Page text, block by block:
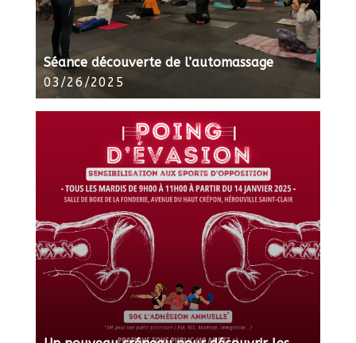
Séance découverte de l’automassage
03/26/2025